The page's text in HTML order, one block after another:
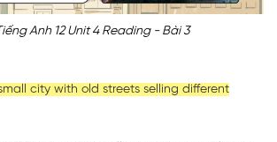
Anh 12 Unit 4 Reading - Bài 3
city with old streets selling different